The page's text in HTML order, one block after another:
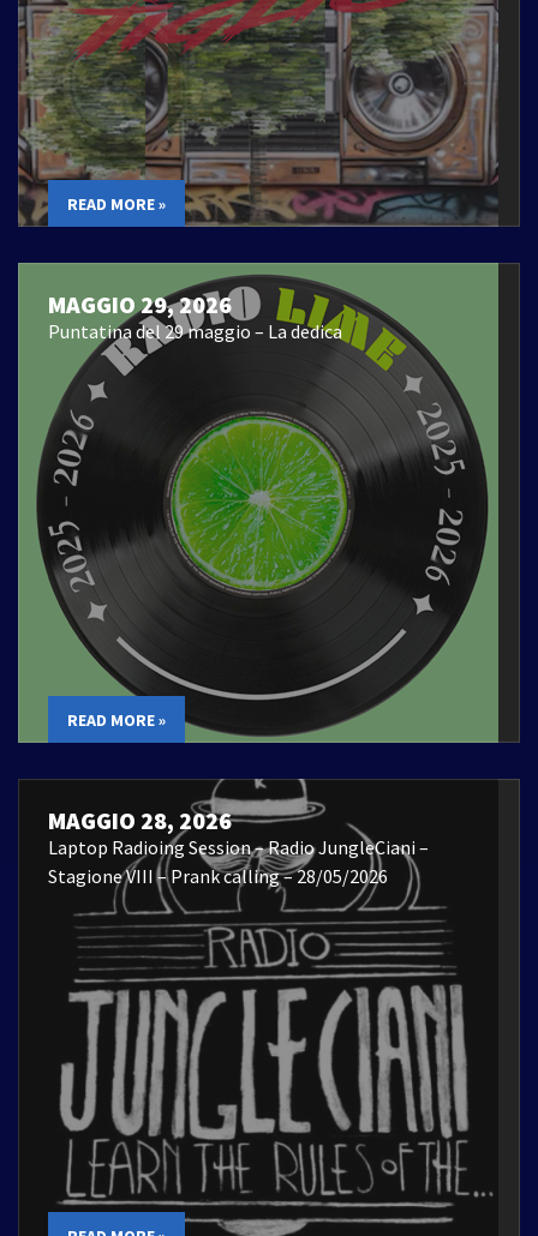
READ MORE »
MAGGIO 29, 2026
Puntatina del 29 maggio – La dedica
READ MORE »
MAGGIO 28, 2026
Laptop Radioing Session – Radio JungleCiani –
Stagione VIII – Prank calling – 28/05/2026